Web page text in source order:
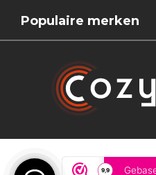
Populaire merken